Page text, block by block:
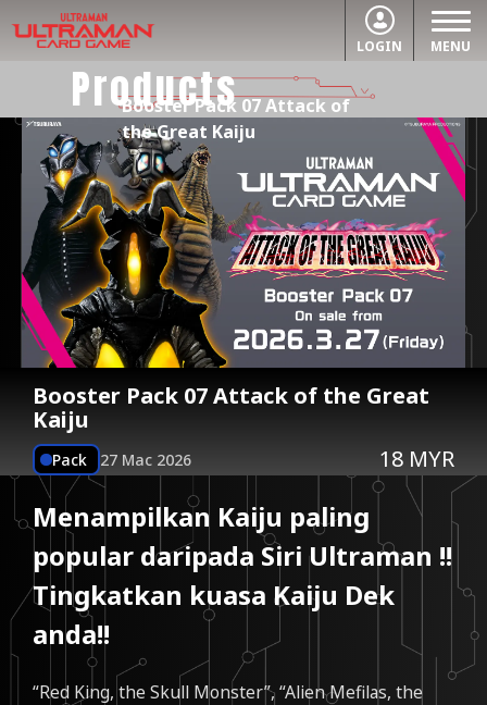
MENU
LOGIN
Products
Booster Pack 07 Attack of
the Great Kaiju
Booster Pack 07 Attack of the Great
Kaiju
Pack 27 Mac 2026 18 MYR
Menampilkan Kaiju paling
popular daripada Siri Ultraman !!
Tingkatkan kuasa Kaiju Dek
anda!!
“Red King, the Skull Monster”, “Alien Mefilas, the